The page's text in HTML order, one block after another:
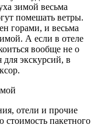
зимой весьма
помешать ветры.
горами, и весьма
А если в отеле
вообще не о
экскурсий, в
отели и прочие
пакетного